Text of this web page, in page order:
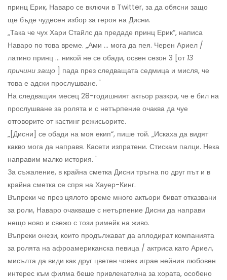
принц Ерик, Наваро се включи в Twitter, за да обясни защо
ще бъде чудесен избор за героя на Дисни.
„Така че чух Хари Стайлс да предаде принц Ерик“, написа
Наваро по това време. „Ами ... мога да пея. Черен Ариел /
латино принц ... никой не се обади, освен сезон 3 [от 13
причини защо ] пада през следващата седмица и мисля, че
това е адски прослушване. '
На следващия месец 28-годишният актьор разкри, че е бил на
прослушване за ролята и с нетърпение очаква да чуе
отговорите от кастинг режисьорите.
„[Дисни] се обади на моя екип“, пише той. „Искаха да видят
какво мога да направя. Касети изпратени. Стискам палци. Нека
направим малко история. '
За съжаление, в крайна сметка Дисни тръгна по друг път и в
крайна сметка се спря на Хауер-Кинг.
Въпреки че през цялото време много актьори биват отказвани
за роли, Наваро очакваше с нетърпение Дисни да направи
нещо ново и свежо с този римейк на живо.
Въпреки онези, които продължават да аплодират компанията
за ролята на афроамериканска певица / актриса като Ариел,
мисълта да види как друг цветен човек играе нейния любовен
интерес към филма беше привлекателна за хората, особено